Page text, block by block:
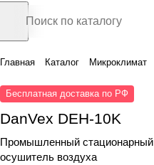
Главная Каталог Микроклимат
Бесплатная доставка по РФ
DanVex DEH-10K
Промышленный стационарный
осушитель воздуха